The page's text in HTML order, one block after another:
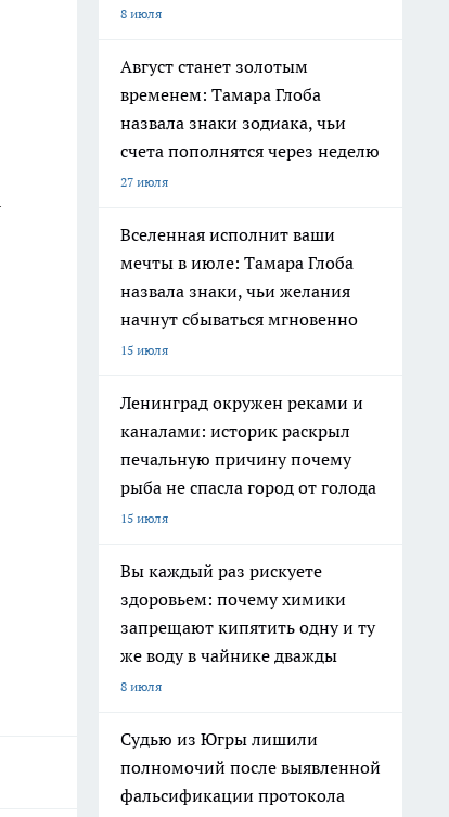
8 июля
Август станет золотым
временем: Тамара Глоба
назвала знаки зодиака, чьи
счета пополнятся через неделю
27 июля
Вселенная исполнит ваши
мечты в июле: Тамара Глоба
назвала знаки, чьи желания
начнут сбываться мгновенно
15 июля
Ленинград окружен реками и
каналами: историк раскрыл
печальную причину почему
рыба не спасла город от голода
15 июля
Вы каждый раз рискуете
здоровьем: почему химики
запрещают кипятить одну и ту
же воду в чайнике дважды
8 июля
Судью из Югры лишили
полномочий после выявленной
фальсификации протокола